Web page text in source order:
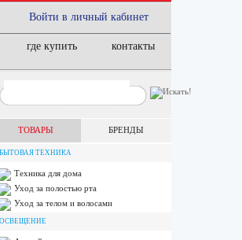
Войти в личный кабинет
где купить контакты
ТОВАРЫ БРЕНДЫ
БЫТОВАЯ ТЕХНИКА
Техника для дома
Уход за полостью рта
Уход за телом и волосами
ОСВЕЩЕНИЕ